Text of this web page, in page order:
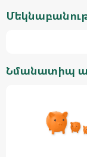
Նմանատիպ